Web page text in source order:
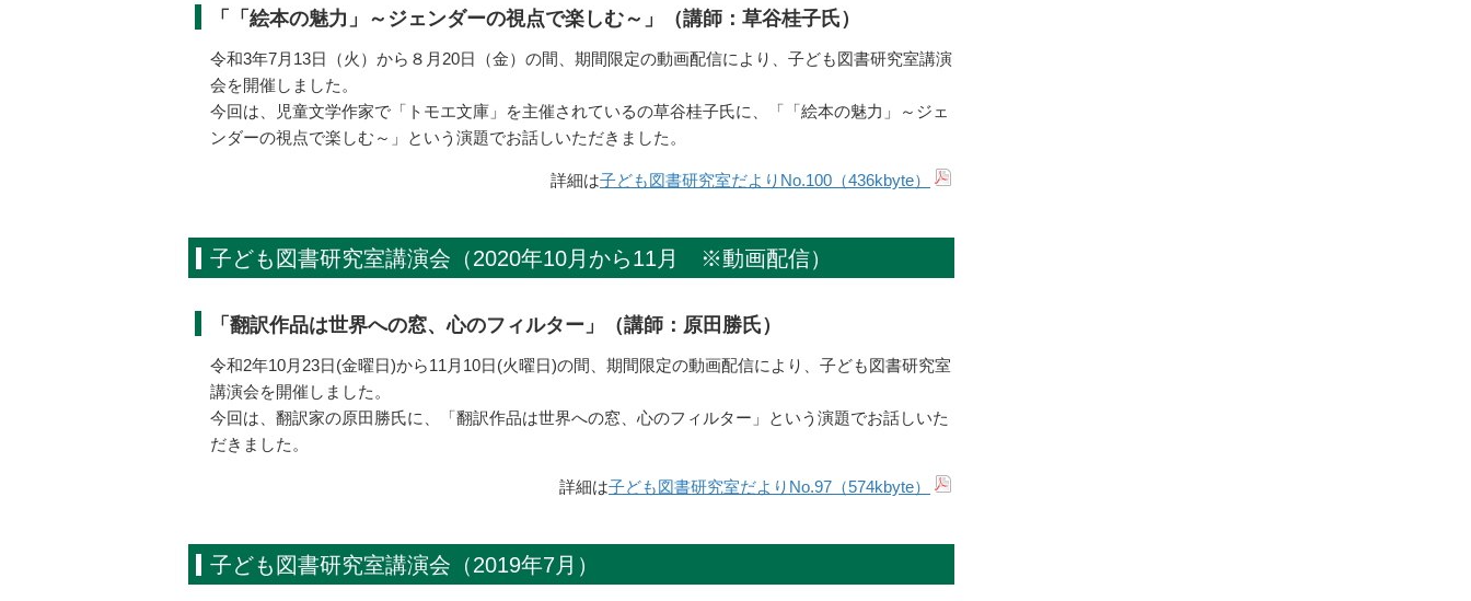
「「絵本の魅力」～ジェンダーの視点で楽しむ～」（講師：草谷桂子氏）
令和3年7月 13日（火）から８月 20日（金）の間、期間限定の動画配信により、子ども図書研究室講演
会を開催しました。
今回は、児童文学作家で「トモエ文庫」を主催されているの草谷桂子氏に、「「絵本の魅力」～ジェ
ンダーの視点で楽しむ～」という演題でお話しいただきました。
詳細は子ども図書研究室だよりNo.100（436kbyte）
子ども図書研究室講演会（2020年10月から11月 ※動画配信）
「翻訳作品は世界への窓、心のフィルター」（講師：原田勝氏）
令和2年10月23日(金曜日)から11月10日(火曜日)の間、期間限定の動画配信により、子ども図書研究室
講演会を開催しました。
今回は、翻訳家の原田勝氏に、「翻訳作品は世界への窓、心のフィルター」という演題でお話しいた
だきました。
詳細は子ども図書研究室だよりNo.97（574kbyte）
子ども図書研究室講演会（2019年7月）